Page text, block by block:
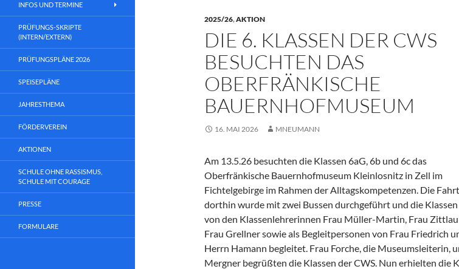
2025/26,AKTION
DIE 6. KLASSEN DER CWS
BESUCHTEN DAS
OBERFRÄNKISCHE
BAUERNHOFMUSEUM
16. MAI 2026 MNEUMANN
Am 13.5.26 besuchten die Klassen 6aG, 6b und 6c das
Oberfränkische Bauernhofmuseum Kleinlosnitz in Zell im
Fichtelgebirge im Rahmen der Alltagskompetenzen. Die Fahrt
dorthin wurde mit zwei Bussen durchgeführt und die
von den Klassenlehrerinnen Frau Müller-Martin, Frau
Frau Grellner sowie als Begleitpersonen von Frau Friedrich
Herrn Hamann begleitet. Frau Forche, die Museumsleiterin,
Mergner begrüßten die Klassen der CWS. Nun erhielten die
INFOS UND TERMINE
PRÜFUNGS-SKRIPTE
(INTERN/EXTERN)
PRÜFUNGSPLÄNE 2026
SPEISEPLÄNE
JAHRESTHEMA
FÖRDERVEREIN
AKTIONEN
SCHULE OHNE RASSISMUS,
SCHULE MIT COURAGE
PRESSE
FORMULARE